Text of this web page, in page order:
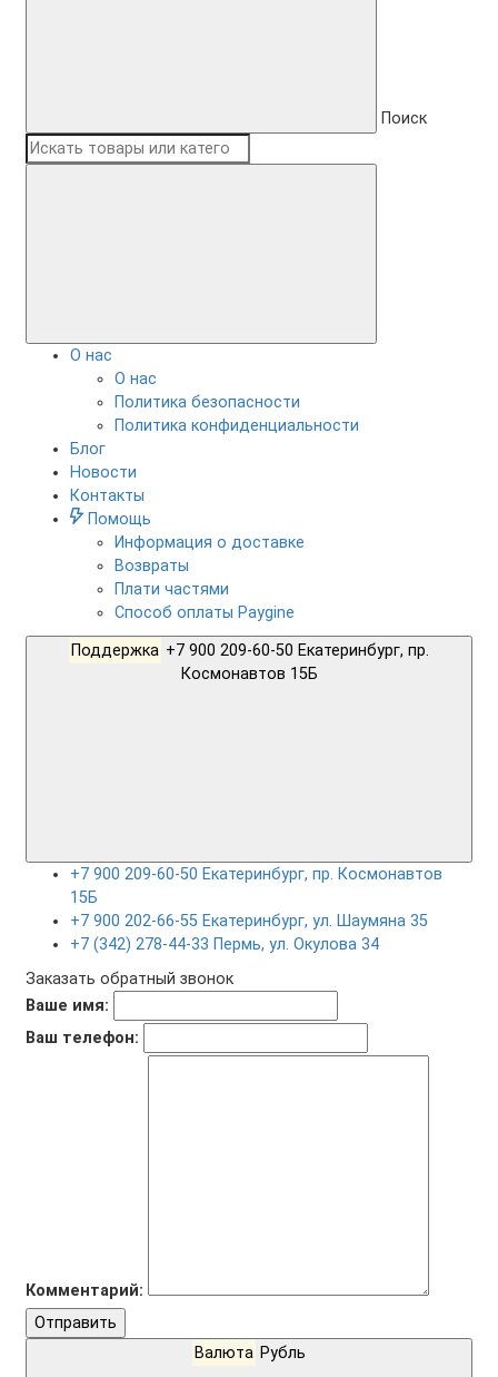
Поиск
О нас
О нас
Политика безопасности
Политика конфиденциальности
Блог
Новости
Контакты
Помощь
Информация о доставке
Возвраты
Плати частями
Способ оплаты Paygine
Поддержка +7 900 209-60-50 Екатеринбург, пр.
+7 900 209-60-50 Екатеринбург, пр. Космонавтов
15Б
+7 900 202-66-55 Екатеринбург, ул. Шаумяна 35
+7 (342) 278-44-33 Пермь, ул. Окулова 34
Заказать обратный звонок
Ваше имя:
Ваш телефон:
Комментарий:
Отправить
Валюта Рубль